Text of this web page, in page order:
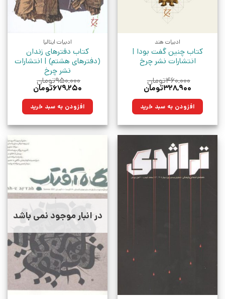
ادبیات هند
کتاب چنین گفت بودا |
انتشارات نشر چرخ
۴۶۰,۰۰۰تومان
قیمت
۴۶۰,۰۰۰تومان
بود.
۳۲۸,۹۰۰تومان
۳۲۸,۹۰۰تومان.افزودن به سبد خرید
ادبیات ایتالیا
کتاب دفترهای زندان
(دفترهای هشتم) | انتشارات
نشر چرخ
۹۵۰,۰۰۰تومان
قیمت
۹۵۰,۰۰۰تومان
بود.
۶۷۹,۲۵۰تومان
۶۷۹,۲۵۰تومان.افزودن به سبد خرید
در انبار موجود نمی باشد